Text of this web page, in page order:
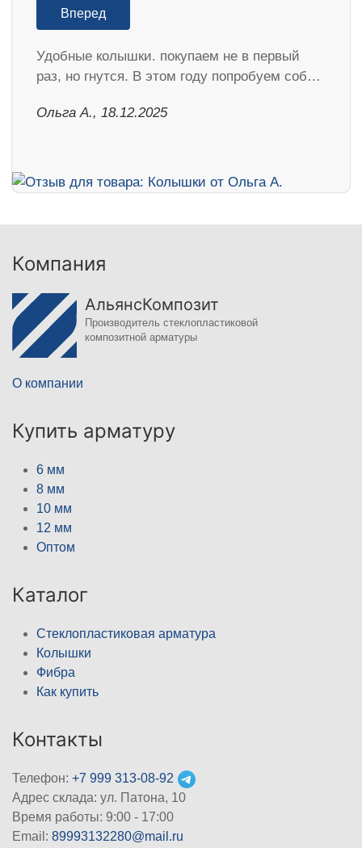
Вперед
Удобные колышки. покупаем не в первый
раз, но гнутся. В этом году попробуем соб…
Ольга А., 18.12.2025
Компания
АльянсКомпозит
Производитель стеклопластиковой
композитной арматуры
О компании
Купить арматуру
6 мм
8 мм
10 мм
12 мм
Оптом
Каталог
Стеклопластиковая арматура
Колышки
Фибра
Как купить
Контакты
Телефон: +7 999 313-08-92
Адрес склада: ул. Патона, 10
Время работы: 9:00 - 17:00
Email: 89993132280@mail.ru